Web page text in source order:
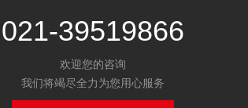
021-39519866
欢迎您的咨询
我们将竭尽全力为您用心服务